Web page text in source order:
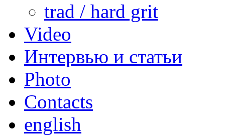
trad / hard grit
Video
Интервью и статьи
Photo
Contacts
english